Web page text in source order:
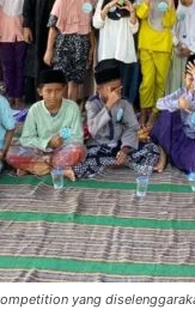
yang